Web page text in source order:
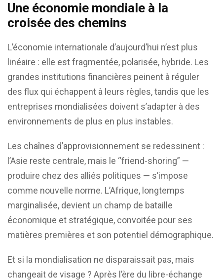
Une économie mondiale à la
croisée des chemins
L’économie internationale d’aujourd’hui n’est plus
linéaire : elle est fragmentée, polarisée, hybride. Les
grandes institutions financières peinent à réguler
des flux qui échappent à leurs règles, tandis que les
entreprises mondialisées doivent s’adapter à des
environnements de plus en plus instables.
Les chaînes d’approvisionnement se redessinent :
l’Asie reste centrale, mais le “friend-shoring” —
produire chez des alliés politiques — s’impose
comme nouvelle norme. L’Afrique, longtemps
marginalisée, devient un champ de bataille
économique et stratégique, convoitée pour ses
matières premières et son potentiel démographique.
Et si la mondialisation ne disparaissait pas, mais
changeait de visage ? Après l’ère du libre-échange